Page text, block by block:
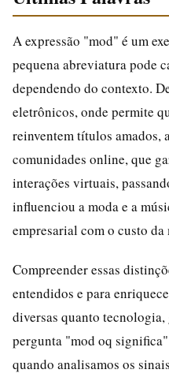
A expressão "mod" é um
pequena abreviatura pode
dependendo do contexto.
eletrônicos, onde permite
reinventem títulos amados,
comunidades online, que
interações virtuais,
influenciou a moda e a
empresarial com o custo
Compreender essas
entendidos e para
diversas quanto
pergunta "mod oq
quando analisamos os